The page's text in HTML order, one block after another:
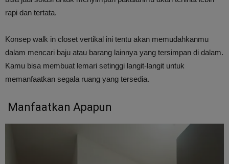
rapi dan tertata.
Konsep walk in closet vertikal ini tentu akan memudahkanmu
dalam mencari baju atau barang lainnya yang tersimpan di dalam.
Kamu bisa membuat lemari setinggi langit-langit untuk
memanfaatkan segala ruang yang tersedia.
Manfaatkan Apapun